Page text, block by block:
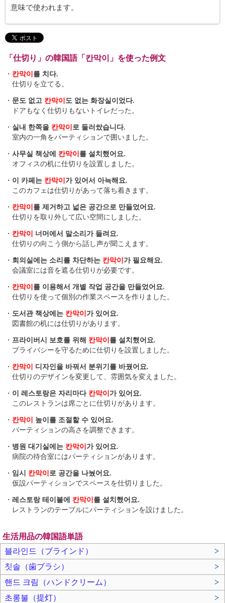
意味で使われます。
「仕切り」の韓国語「칸막이」を使った例文
・ 칸막이 를 치다.
仕切りを立てる。
・ 문도 없고 칸막이 도 없는 화장실이었다.
ドアもなく仕切りもないトイレだった。
・ 실내 한쪽을 칸막이 로 둘러쌌습니다.
室内の一角をパーティションで囲いました。
・ 사무실 책상에 칸막이 를 설치했어요.
オフィスの机に仕切りを設置しました。
・ 이 카페는 칸막이 가 있어서 아늑해요.
このカフェは仕切りがあって落ち着きます。
・ 칸막이 를 제거하고 넓은 공간으로 만들었어요.
仕切りを取り外して広い空間にしました。
・ 칸막이
너머에서 말소리가 들려요.
仕切りの向こう側から話し声が聞こえます。
・ 회의실에는 소리를 차단하는 칸막이 가 필요해요.
会議室には音を遮る仕切りが必要です。
・ 칸막이 를 이용해서 개별 작업 공간을 만들었어요.
仕切りを使って個別の作業スペースを作りました。
・ 도서관 책상에는 칸막이 가 있어요.
図書館の机には仕切りがあります。
・ 프라이버시 보호를 위해 칸막이 를 설치했어요.
プライバシーを守るために仕切りを設置しました。
・ 칸막이
디자인을 바꿔서 분위기를 바꿨어요.
仕切りのデザインを変更して、雰囲気を変えました。
・ 이 레스토랑은 자리마다 칸막이 가 있어요.
このレストランは席ごとに仕切りがあります。
・ 칸막이
높이를 조절할 수 있어요.
パーティションの高さを調整できます。
・ 병원 대기실에는 칸막이 가 있어요.
病院の待合室にはパーティションがあります。
・ 임시 칸막이 로 공간을 나눴어요.
仮設パーティションでスペースを仕切りました。
・ 레스토랑 테이블에 칸막이 를 설치했어요.
レストランのテーブルにパーティションを設けました。
生活用品の韓国語単語
블라인드（ブラインド）
>
칫솔（歯ブラシ）
>
핸드 크림（ハンドクリーム）
>
초롱불（提灯）
>